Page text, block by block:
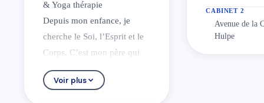
& Yoga thérapie
Depuis mon enfance, je
cherche le Soi, l’Esprit et le
Corps. C’est mon père qui
m’a guidé vers mon chemin
spirituel à travers cette
Voir plus
CABINET 2
Avenue de la
Hulpe